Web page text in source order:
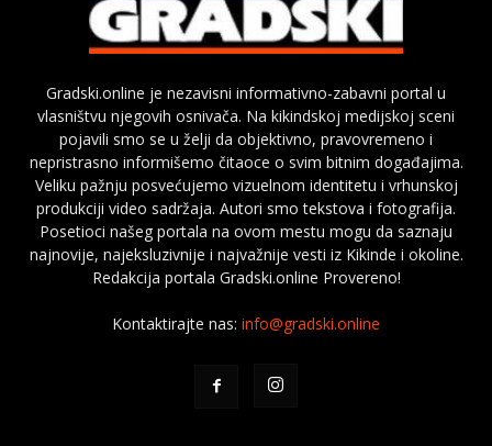
Gradski.online je nezavisni informativno-zabavni portal u
vlasništvu njegovih osnivača. Na kikindskoj medijskoj sceni
pojavili smo se u želji da objektivno, pravovremeno i
nepristrasno informišemo čitaoce o svim bitnim događajima.
Veliku pažnju posvećujemo vizuelnom identitetu i vrhunskoj
produkciji video sadržaja. Autori smo tekstova i fotografija.
Posetioci našeg portala na ovom mestu mogu da saznaju
najnovije, najeksluzivnije i najvažnije vesti iz Kikinde i okoline.
Redakcija portala Gradski.online Provereno!
Kontaktirajte nas: info@gradski.online